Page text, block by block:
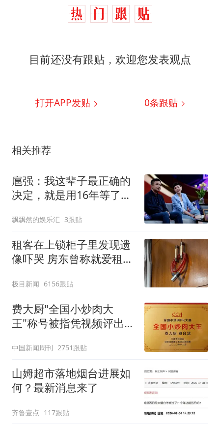
目前还没有跟贴，欢迎您发表观点
打开APP发贴 0条跟贴
相关推荐
扈强：我这辈子最正确的
决定，就是用16年等了一
飘飘然的娱乐汇 3跟贴
租客在上锁柜子里发现遗
像吓哭 房东曾称就爱租给
极目新闻 6156跟贴
费大厨"全国小炒肉大
王"称号被指凭视频评出
中国新闻周刊 2751跟贴
山姆超市落地烟台进展如
何？最新消息来了
齐鲁壹点 117跟贴